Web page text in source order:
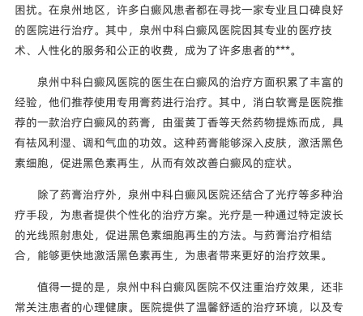
困扰。在泉州地区，许多白癜风患者都在寻找一家专业且口碑良好
的医院进行治疗。其中，泉州中科白癜风医院因其专业的医疗技
术、人性化的服务和公正的收费，成为了许多患者的***。
泉州中科白癜风医院的医生在白癜风的治疗方面积累了丰富的
经验，他们推荐使用专用膏药进行治疗。其中，消白软膏是医院推
荐的一款治疗白癜风的药膏，由蛋黄丁香等天然药物提炼而成，具
有祛风利湿、调和气血的功效。这种药膏能够深入皮肤，激活黑色
素细胞，促进黑色素再生，从而有效改善白癜风的症状。
除了药膏治疗外，泉州中科白癜风医院还结合了光疗等多种治
疗手段，为患者提供个性化的治疗方案。光疗是一种通过特定波长
的光线照射患处，促进黑色素细胞再生的方法。与药膏治疗相结
合，能够更快地激活黑色素再生，为患者带来更好的治疗效果。
值得一提的是，泉州中科白癜风医院不仅注重治疗效果，还非
常关注患者的心理健康。医院提供了温馨舒适的治疗环境，以及专